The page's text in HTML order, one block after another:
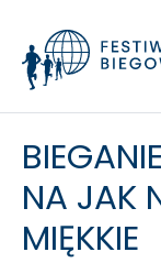
NA JAK
MIĘKKIE